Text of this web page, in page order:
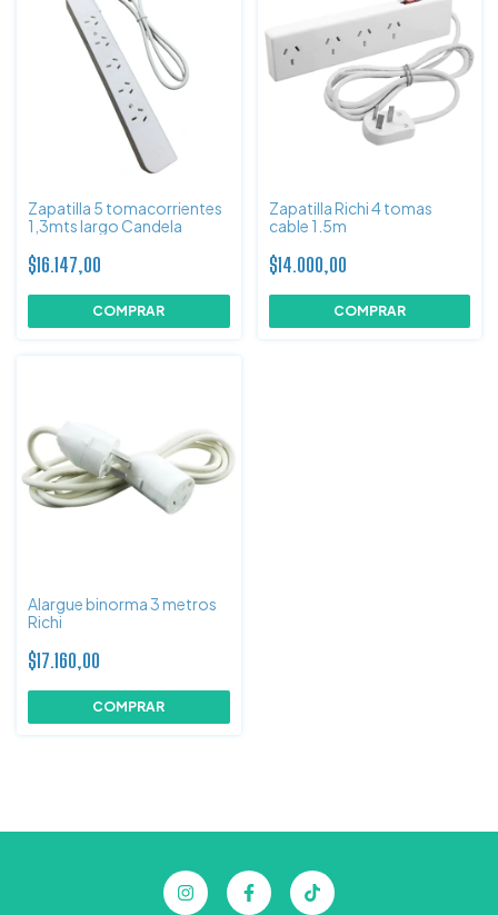
Zapatilla 5 tomacorrientes
1,3mts largo Candela
$16.147,00
Zapatilla Richi 4 tomas
cable 1.5m
$14.000,00
Alargue binorma 3 metros
Richi
$17.160,00